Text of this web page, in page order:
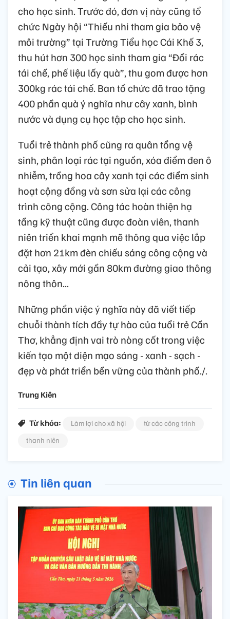
cho học sinh. Trước đó, đơn vị này cũng tổ
chức Ngày hội “Thiếu nhi tham gia bảo vệ
môi trường” tại Trường Tiểu học Cái Khế 3,
thu hút hơn 300 học sinh tham gia “Đổi rác
tái chế, phế liệu lấy quà”, thu gom được hơn
300kg rác tái chế. Ban tổ chức đã trao tặng
400 phần quà ý nghĩa như cây xanh, bình
nước và dụng cụ học tập cho học sinh.
Tuổi trẻ thành phố cũng ra quân tổng vệ
sinh, phân loại rác tại nguồn, xóa điểm đen ô
nhiễm, trồng hoa cây xanh tại các điểm sinh
hoạt cộng đồng và sơn sửa lại các công
trình công cộng. Công tác hoàn thiện hạ
tầng kỹ thuật cũng được đoàn viên, thanh
niên triển khai mạnh mẽ thông qua việc lắp
đặt hơn 21km đèn chiếu sáng công cộng và
cải tạo, xây mới gần 80km đường giao thông
nông thôn...
Những phần việc ý nghĩa này đã viết tiếp
chuỗi thành tích đầy tự hào của tuổi trẻ Cần
Thơ, khẳng định vai trò nòng cốt trong việc
kiến tạo một diện mạo sáng - xanh - sạch -
đẹp và phát triển bền vững của thành phố./.
Trung Kiên
Từ khóa: Làm lợi cho xã hội
từ các công trình
thanh niên
Tin liên quan